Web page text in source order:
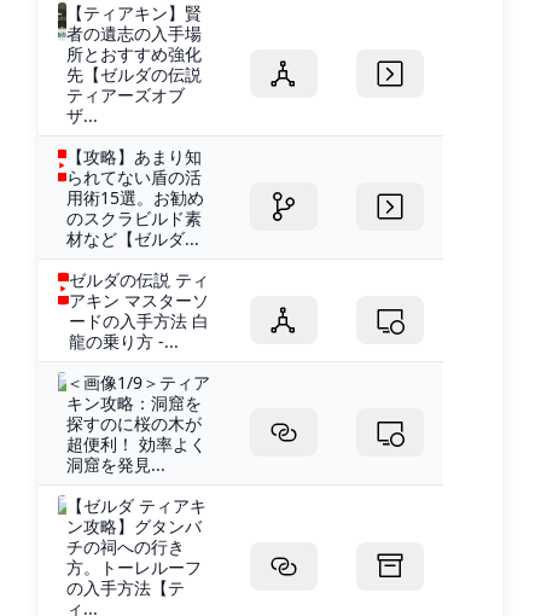
【ティアキン】賢
者の遺志の入手場
所とおすすめ強化
先【ゼルダの伝説
ティアーズオブ
ザ...
【攻略】あまり知
られてない盾の活
用術15選。お勧め
のスクラビルド素
材など【ゼルダ...
ゼルダの伝説 ティ
アキン マスターソ
ードの入手方法 白
龍の乗り方 -...
＜画像1/9＞ティア
キン攻略：洞窟を
探すのに桜の木が
超便利！ 効率よく
洞窟を発見...
【ゼルダ ティアキ
ン攻略】グタンバ
チの祠への行き
方。トーレルーフ
の入手方法【テ
ィ...